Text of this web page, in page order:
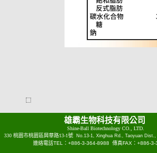
雄霸生物科技有限公司
Shine-Ball Biotechnology CO., LTD.
330 桃園市桃園區興華路13-1號
No.13-1, Xinghua Rd., Taoyuan
連絡電話TEL：+886-3-364-8988 傳真FAX：+886-